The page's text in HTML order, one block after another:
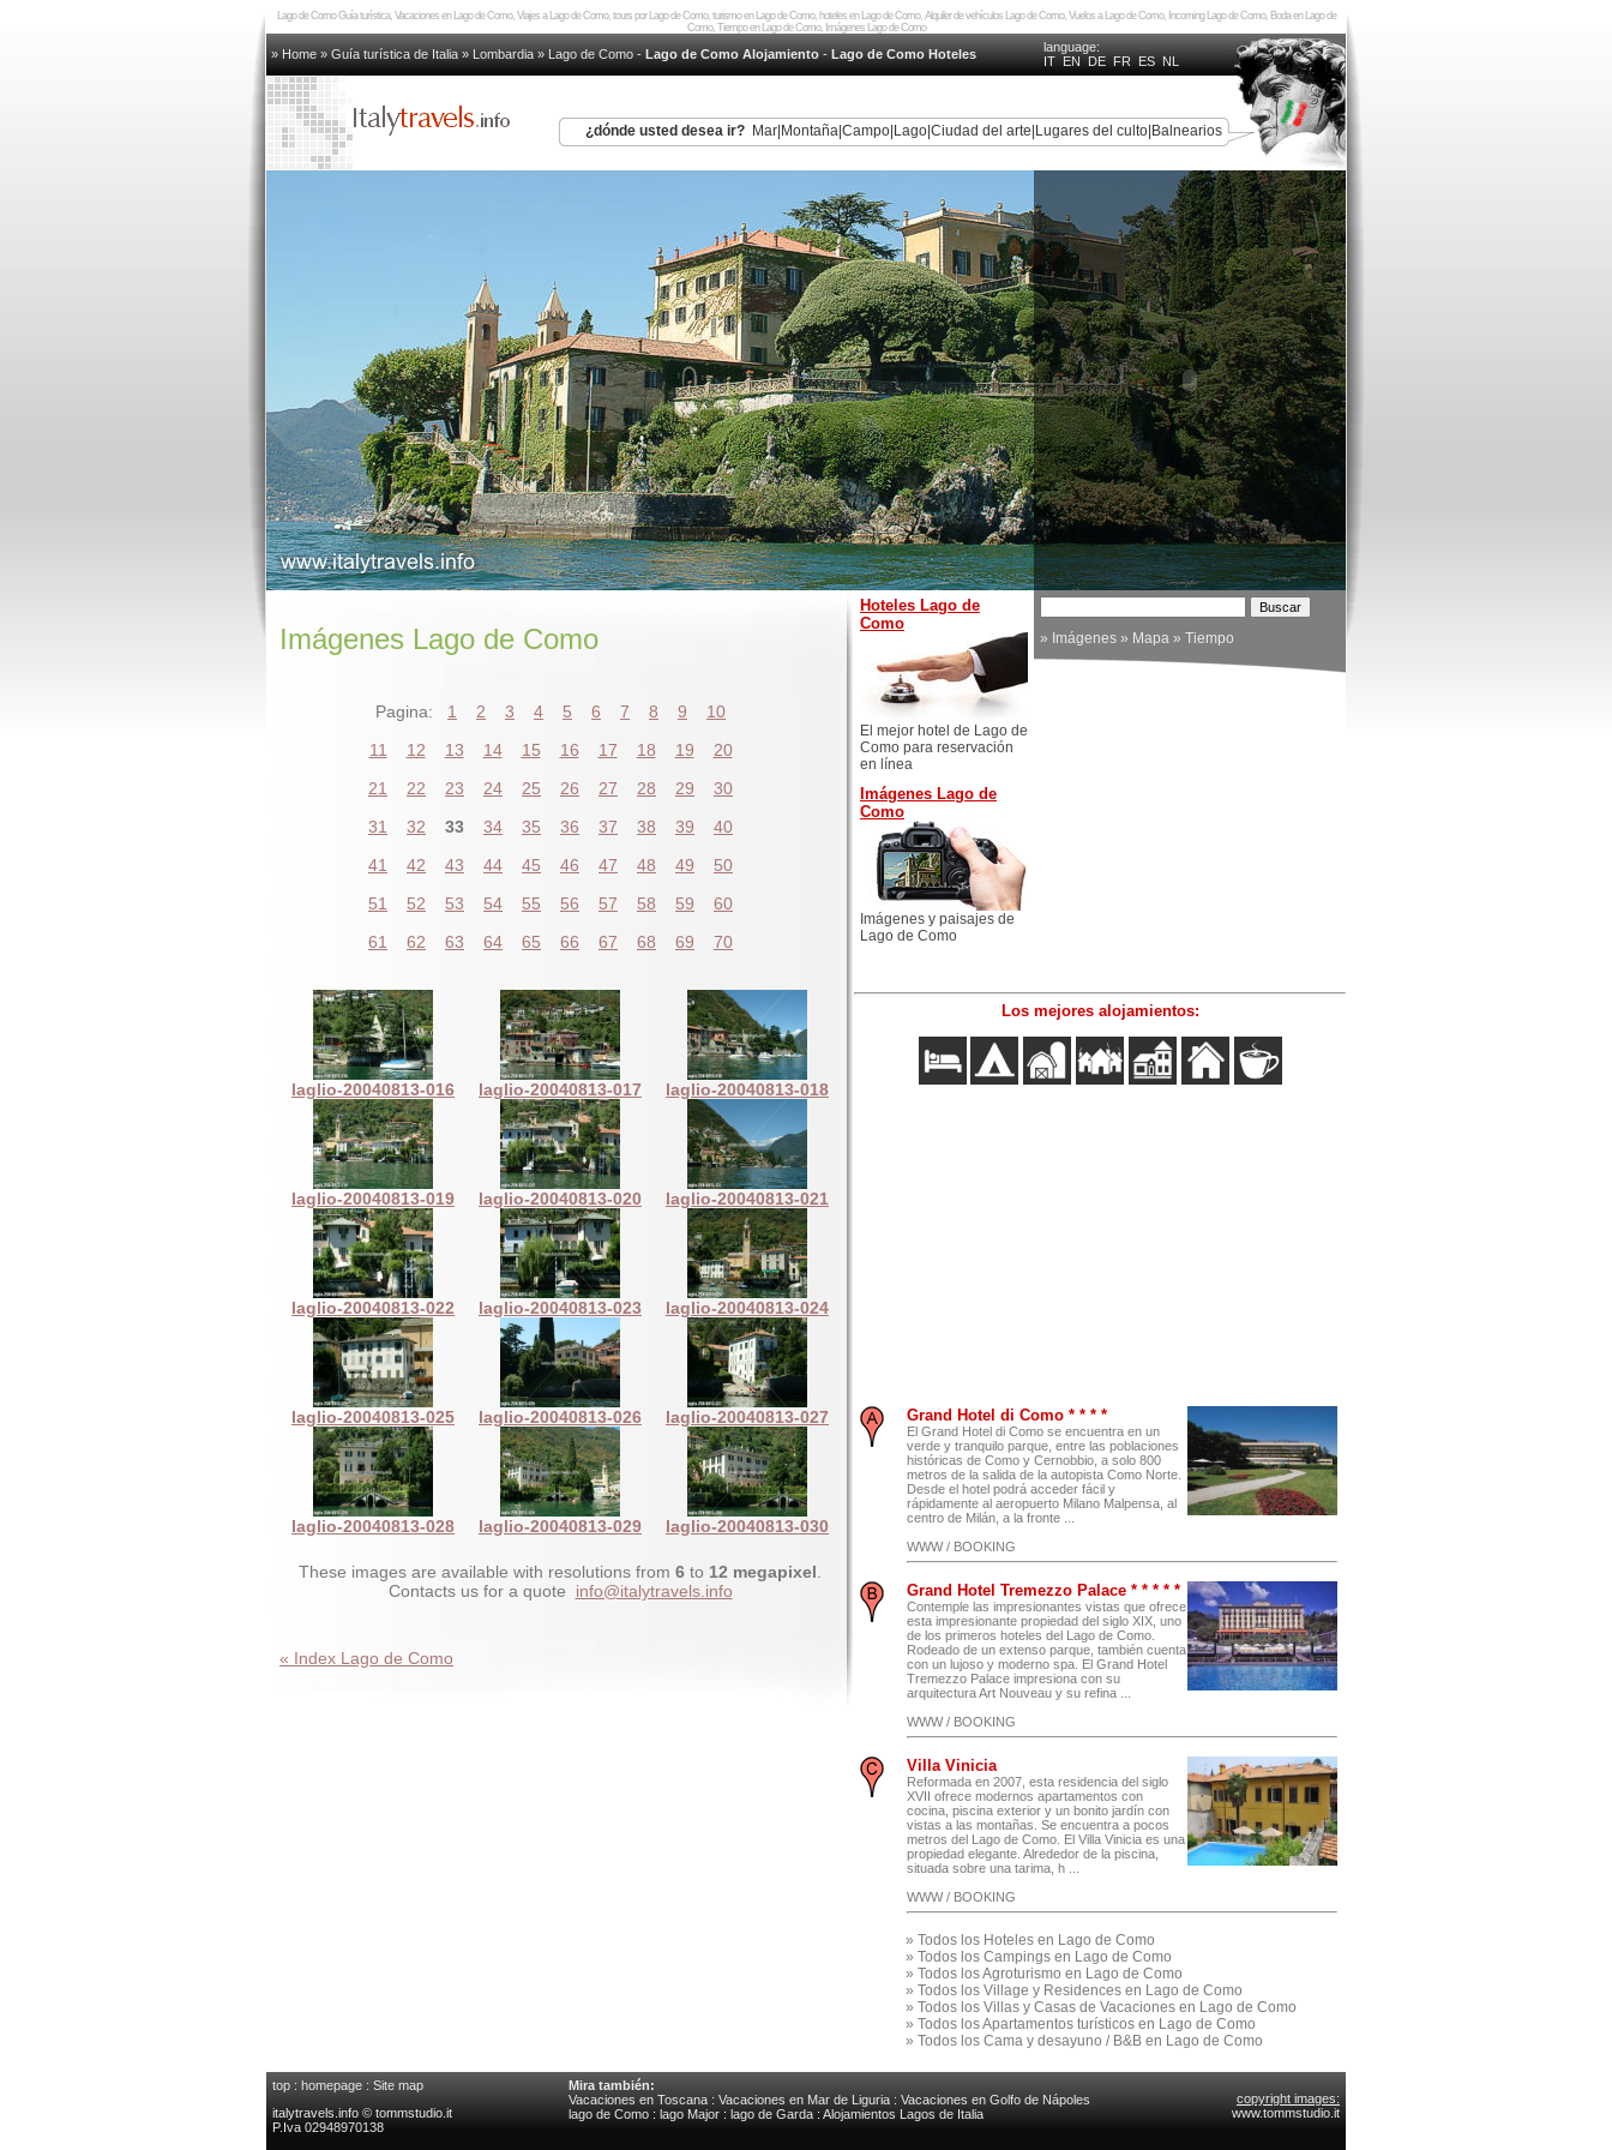
Lago de Como Guía turística, Vacaciones en Lago de Como, Viajes a Lago de Como, tours por Lago de Como, turismo en Lago de Como, hoteles en Lago de Como, Alquiler de vehículos Lago de Como, Vuelos a Lago de Como, Incoming Lago de Como, Boda en Lago de
Como, Tiempo en Lago de Como, Imágenes Lago de Como
» Home » Guía turística de Italia » Lombardia » Lago de Como - Lago de Como Alojamiento - Lago de Como Hoteles
language:
IT EN DE FR ES NL
¿dónde usted desea ir? Mar Montaña Campo Lago Ciudad del arte Lugares del culto Balnearios
Imágenes Lago de Como
Pagina: 1 2 3 4 5 6 7 8 9
10
11
12 13 14 15 16 17 18 19
20
21
22 23 24 25 26 27 28 29
30
31
32 33 34 35 36 37 38 39
40
41
42 43 44 45 46 47 48 49
50
51
52 53 54 55 56 57 58 59
60
61
62 63 64 65 66 67 68 69 70
laglio-20040813-016 laglio-20040813-017 laglio-20040813-018
laglio-20040813-019 laglio-20040813-020 laglio-20040813-021
laglio-20040813-022 laglio-20040813-023 laglio-20040813-024
laglio-20040813-025 laglio-20040813-026 laglio-20040813-027
laglio-20040813-028 laglio-20040813-029 laglio-20040813-030
These images are available with resolutions from 6 to 12 megapixel
Contacts us for a quote info@italytravels.info
« Index Lago de Como
Hoteles Lago de
Como
El mejor hotel de Lago de
Como para reservación
en línea
Imágenes Lago de
Como
Imágenes y paisajes de
Lago de Como
» Imágenes » Mapa » Tiempo
Los mejores alojamientos:
Grand Hotel di Como * * * *
El Grand Hotel di Como se encuentra en un
verde y tranquilo parque, entre las poblaciones
históricas de Como y Cernobbio, a solo 800
metros de la salida de la autopista Como Norte.
Desde el hotel podrá acceder fácil y
rápidamente al aeropuerto Milano Malpensa, al
centro de Milán, a la fronte ...
WWW / BOOKING
Grand Hotel Tremezzo Palace * * * * *
Contemple las impresionantes vistas que ofrece
esta impresionante propiedad del siglo XIX, uno
de los primeros hoteles del Lago de Como.
Rodeado de un extenso parque, también cuenta
con un lujoso y moderno spa. El Grand Hotel
Tremezzo Palace impresiona con su
arquitectura Art Nouveau y su refina ...
WWW / BOOKING
Villa Vinicia
Reformada en 2007, esta residencia del siglo
XVII ofrece modernos apartamentos con
cocina, piscina exterior y un bonito jardín con
vistas a las montañas. Se encuentra a pocos
metros del Lago de Como. El Villa Vinicia es una
propiedad elegante. Alrededor de la piscina,
situada sobre una tarima, h ...
WWW / BOOKING
» Todos los Hoteles en Lago de Como
» Todos los Campings en Lago de Como
» Todos los Agroturismo en Lago de Como
» Todos los Village y Residences en Lago de Como
» Todos los Villas y Casas de Vacaciones en Lago de Como
» Todos los Apartamentos turísticos en Lago de Como
» Todos los Cama y desayuno / B&B en Lago de Como
top : homepage : Site map
italytravels.info © tommstudio.it
P.Iva 02948970138
Mira también:
Vacaciones en Toscana : Vacaciones en Mar de Liguria : Vacaciones en Golfo de Nápoles
lago de Como : lago Major : lago de Garda : Alojamientos Lagos de Italia
copyright images:
www.tommstudio.it